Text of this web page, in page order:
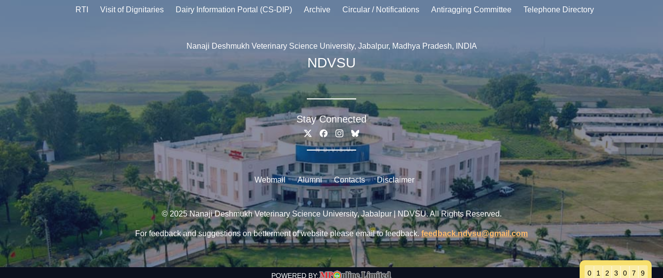
RTI Visit of Dignitaries Dairy Information Portal (CS-DIP) Archive Circular / Notifications Antiragging Committee Telephone Directory
Nanaji Deshmukh Veterinary Science University, Jabalpur, Madhya Pradesh, INDIA
NDVSU
Stay Connected
Webmail Alumni Contacts Disclaimer
© 2025 Nanaji Deshmukh Veterinary Science University, Jabalpur | NDVSU. All Rights Reserved.
For feedback and suggestions on betterment of website please email to feedback. feedback.ndvsu@gmail.com
POWERED BY: 0 1 2 3 0 7 9